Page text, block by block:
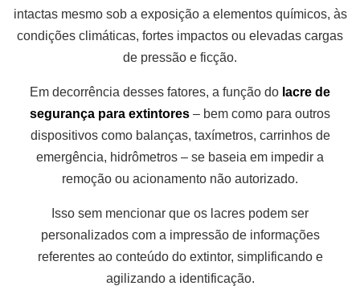
intactas mesmo sob a exposição a elementos químicos, às
condições climáticas, fortes impactos ou elevadas cargas
de pressão e ficção.
Em decorrência desses fatores, a função do lacre de
segurança para extintores – bem como para outros
dispositivos como balanças, taxímetros, carrinhos de
emergência, hidrômetros – se baseia em impedir a
remoção ou acionamento não autorizado.
Isso sem mencionar que os lacres podem ser
personalizados com a impressão de informações
referentes ao conteúdo do extintor, simplificando e
agilizando a identificação.